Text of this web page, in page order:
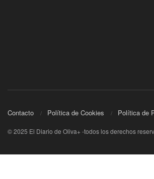
Contacto Política de Cookies Política de
© 2025 El Diario de Oliva+ -todos los derechos